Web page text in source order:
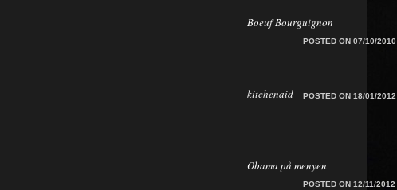
Boeuf Bourguignon
POSTED ON 07/10/2010
kitchenaid POSTED ON 18/01/2012
Obama på menyen
POSTED ON 12/11/2012